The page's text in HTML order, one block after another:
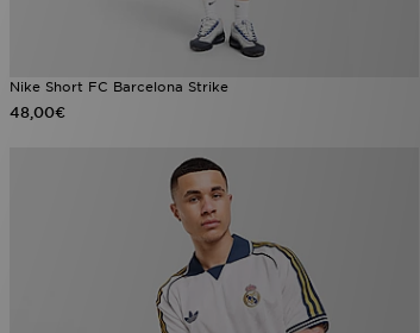
Nike Short FC Barcelona Strike
48,00€